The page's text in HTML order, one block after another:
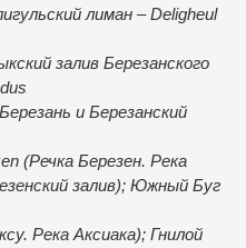
лиман – Deligheul
залив Березанского
и Березанский
(Речка Березен. Река
залив); Южный Буг
Река Аксиака); Гнилой